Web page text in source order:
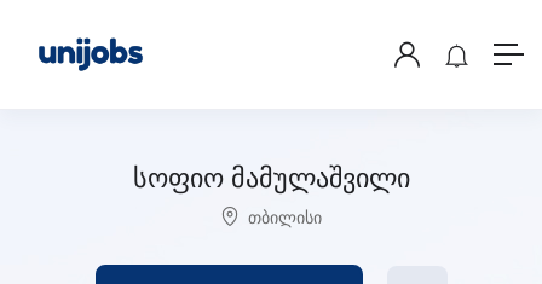
სოფიო მამულაშვილი
თბილისი